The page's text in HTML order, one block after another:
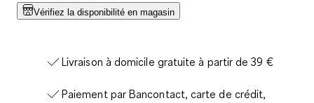
Vérifiez la disponibilité en magasin
Livraison à domicile gratuite à partir de 39 €
Paiement par Bancontact, carte de crédit,